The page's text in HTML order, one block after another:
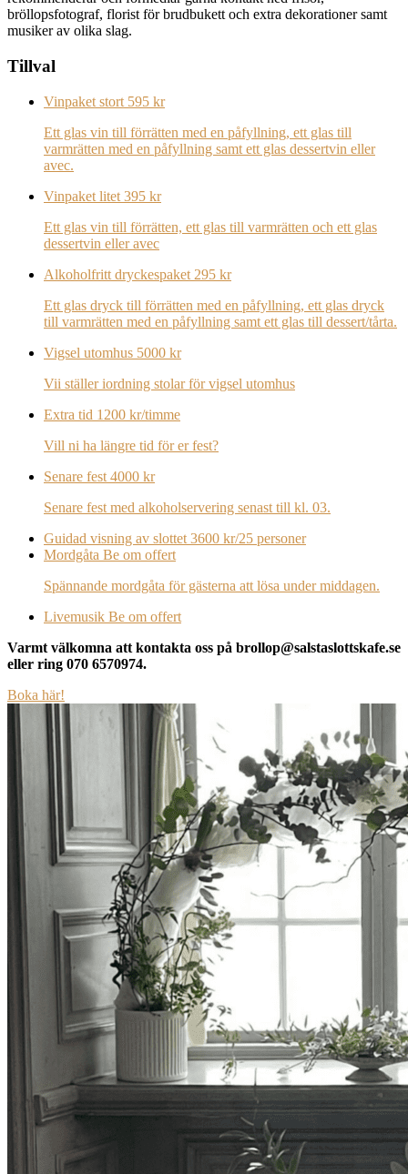
bröllopsfotograf, florist för brudbukett och extra dekorationer samt
musiker av olika slag.
Tillval
Vinpaket stort 595 kr
Ett glas vin till förrätten med en påfyllning, ett glas till
varmrätten med en påfyllning samt ett glas dessertvin eller
avec.
Vinpaket litet 395 kr
Ett glas vin till förrätten, ett glas till varmrätten och ett glas
dessertvin eller avec
Alkoholfritt dryckespaket 295 kr
Ett glas dryck till förrätten med en påfyllning, ett glas dryck
till varmrätten med en påfyllning samt ett glas till dessert/tårta.
Vigsel utomhus 5000 kr
Vii ställer iordning stolar för vigsel utomhus
Extra tid 1200 kr/timme
Vill ni ha längre tid för er fest?
Senare fest 4000 kr
Senare fest med alkoholservering senast till kl. 03.
Guidad visning av slottet 3600 kr/25 personer
Mordgåta Be om offert
Spännande mordgåta för gästerna att lösa under middagen.
Livemusik Be om offert
Varmt välkomna att kontakta oss på brollop@salstaslottskafe.se
eller ring 070 6570974.
Boka här!